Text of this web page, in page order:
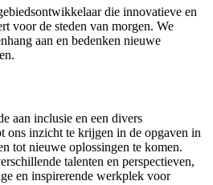
die innovatieve en
voor de steden van morgen. We
aan en bedenken nieuwe
aan inclusie en een divers
ons inzicht te krijgen in de opgaven in
tot nieuwe oplossingen te komen.
talenten en perspectieven,
en inspirerende werkplek voor